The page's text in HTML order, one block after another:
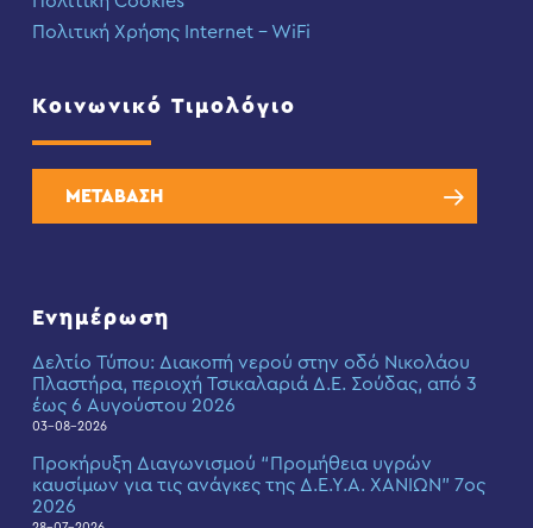
Πολιτική Χρήσης Internet – WiFi
Κοινωνικό Τιμολόγιο
ΜΕΤΑΒΑΣΗ
Ενημέρωση
Δελτίο Τύπου: Διακοπή νερού στην οδό Νικολάου
Πλαστήρα, περιοχή Τσικαλαριά Δ.Ε. Σούδας, από 3
έως 6 Αυγούστου 2026
03-08-2026
Προκήρυξη Διαγωνισμού “Προμήθεια υγρών
καυσίμων για τις ανάγκες της Δ.Ε.Υ.Α. ΧΑΝΙΩΝ” 7ος
2026